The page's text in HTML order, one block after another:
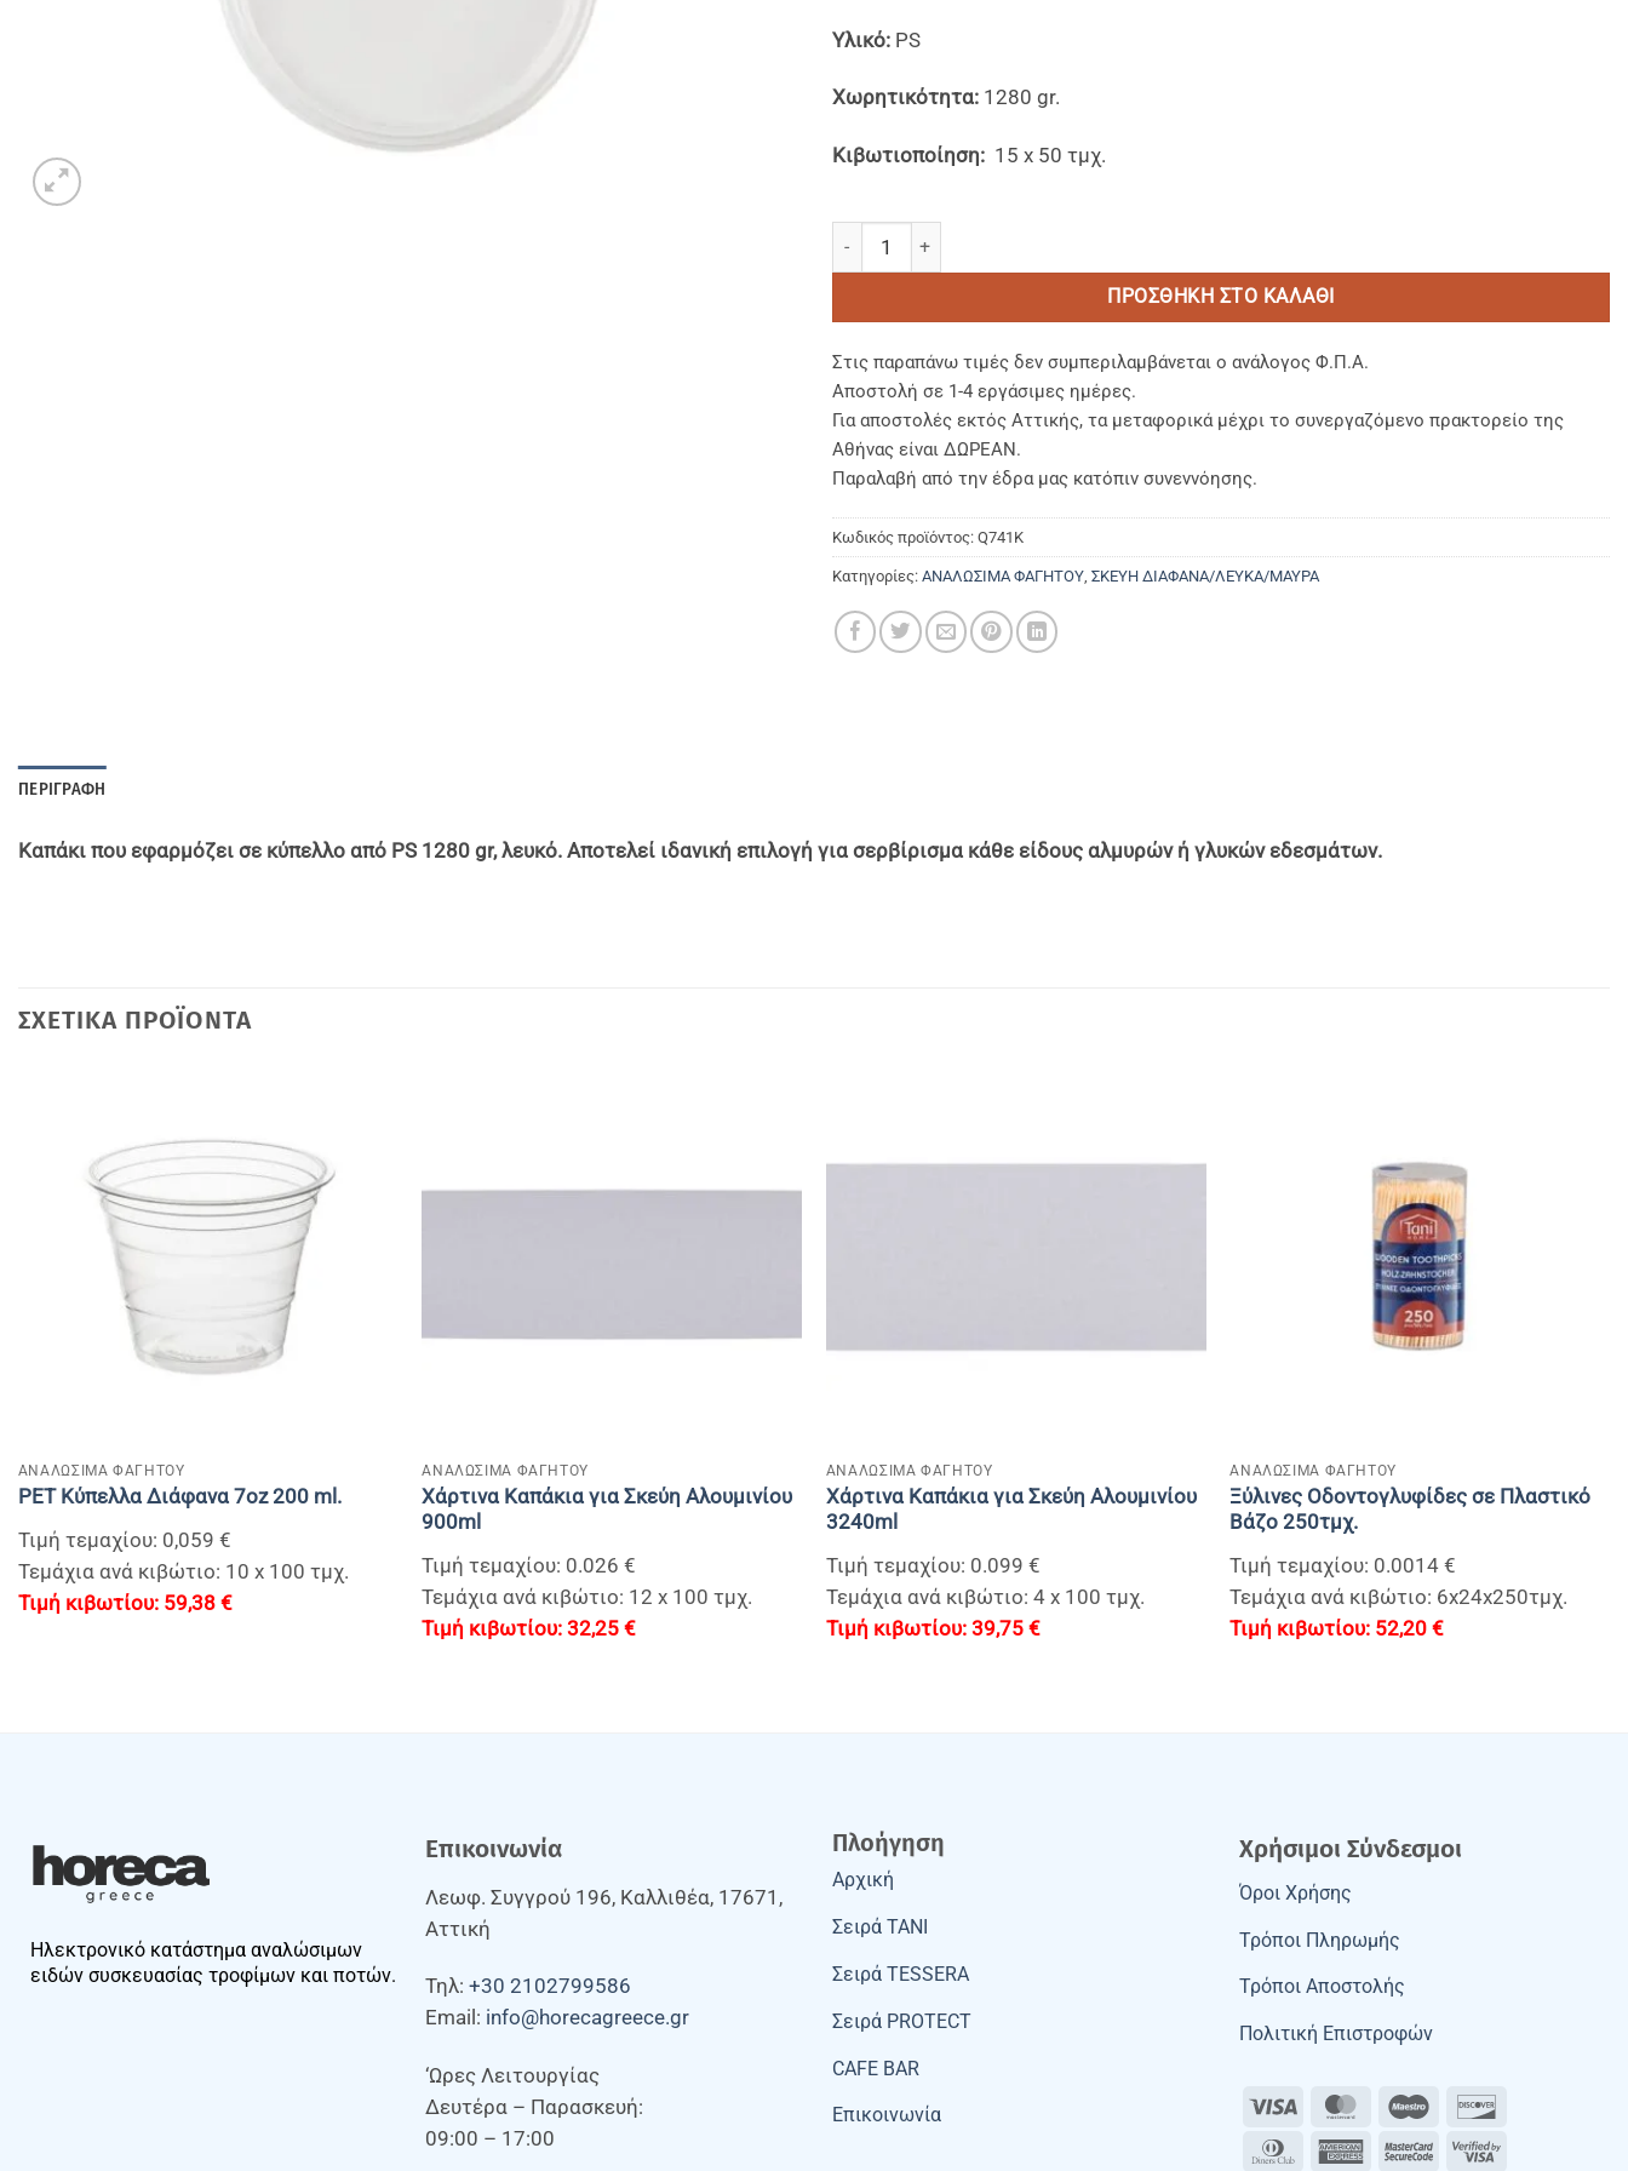
Υλικό: PS
Χωρητικότητα: 1280 gr.
Kιβωτιοποίηση: 15 x 50 τμχ.
ΠΡΟΣΘΉΚΗ ΣΤΟ ΚΑΛΆΘΙ
Στις παραπάνω τιμές δεν συμπεριλαμβάνεται ο ανάλογος Φ.Π.Α.
Αποστολή σε 1-4 εργάσιμες ημέρες.
Για αποστολές εκτός Αττικής, τα μεταφορικά μέχρι το συνεργαζόμενο πρακτορείο της
Αθήνας είναι ΔΩΡΕΑΝ.
Παραλαβή από την έδρα μας κατόπιν συνεννόησης.
Κωδικός προϊόντος: Q741K
Κατηγορίες: ΑΝΑΛΩΣΙΜΑ ΦΑΓΗΤΟΥ ΣΚΕΥΗ ΔΙΑΦΑΝΑ/ΛΕΥΚΑ/ΜΑΥΡΑ
ΠΕΡΙΓΡΑΦΉ
Kαπάκι που εφαρμόζει σε κύπελλο από PS 1280 gr, λευκό. Αποτελεί ιδανική επιλογή για σερβίρισμα κάθε είδους αλμυρών ή γλυκών εδεσμάτων.
ΣΧΕΤΙΚΆ ΠΡΟΪΌΝΤΑ
ΑΝΑΛΩΣΙΜΑ ΦΑΓΗΤΟΥ
PET Κύπελλα Διάφανα 7οz 200 ml.
Τιμή τεμαχίου: 0,059 €
Τεμάχια ανά κιβώτιο: 10 x 100 τμχ.
59,38 €
ΑΝΑΛΩΣΙΜΑ ΦΑΓΗΤΟΥ
Χάρτινα Καπάκια για Σκεύη Αλουμινίου
900ml
Τιμή τεμαχίου: 0.026 €
Τεμάχια ανά κιβώτιο: 12 x 100 τμχ.
32,25€
ΑΝΑΛΩΣΙΜΑ ΦΑΓΗΤΟΥ
Χάρτινα Καπάκια για Σκεύη Αλουμινίου
3240ml
Τιμή τεμαχίου: 0.099 €
Τεμάχια ανά κιβώτιο: 4 x 100 τμχ.
39,75 €
ΑΝΑΛΩΣΙΜΑ ΦΑΓΗΤΟΥ
Ξύλινες Οδοντογλυφίδες σε Πλαστικό
Βάζο 250τμχ.
Τιμή τεμαχίου: 0.0014 €
Τεμάχια ανά κιβώτιο: 6x24x250τμχ.
52,20€
Ηλεκτρονικό κατάστημα αναλώσιμων
ειδών συσκευασίας τροφίμων και ποτών.
Επικοινωνία
Λεωφ. Συγγρού 196, Καλλιθέα, 17671,
Αττική
Τηλ: +30 2102799586
Email: info@horecagreece.gr
‘Ωρες Λειτουργίας
Δευτέρα – Παρασκευή:
09:00 – 17:00
Πλοήγηση
Αρχική
Σειρά TANI
Σειρά TESSERA
Σειρά PROTECT
CAFE BAR
Επικοινωνία
Χρήσιμοι Σύνδεσμοι
Όροι Χρήσης
Τρόποι Πληρωμής
Τρόποι Αποστολής
Πολιτική Επιστροφών
Visa MasterCardMaestro
Dinners AmericanMasterCard
Visa